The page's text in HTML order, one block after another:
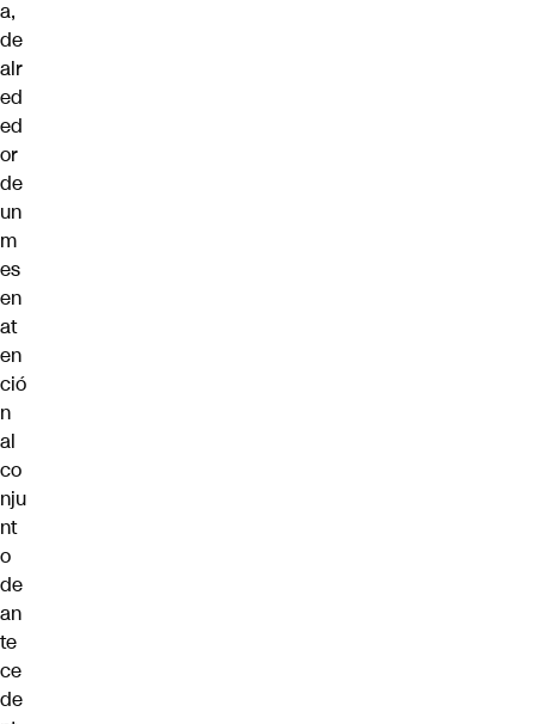
a,
de
alr
ed
ed
or
de
un
m
es
en
at
en
ció
n
al
co
nju
nt
o
de
an
te
ce
de